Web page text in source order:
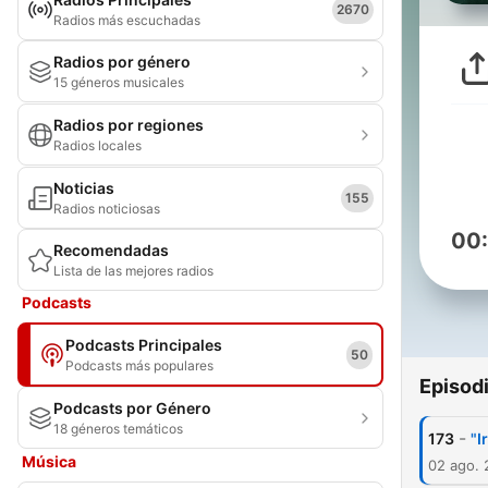
Radios más escuchadas
2670
Radios por género
15 géneros musicales
Radios por regiones
Radios locales
Noticias
Radios noticiosas
155
Recomendadas
Lista de las mejores radios
Podcasts
Podcasts Principales
Podcasts más populares
50
Podcasts por Género
18 géneros temáticos
Música
173 -
02 ago.